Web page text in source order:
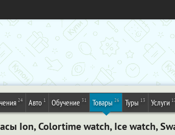
24 Авто 1 Обучение 31 Товары 26 Туры 13 Услуги
Ion, Colortime watch, Ice watch,